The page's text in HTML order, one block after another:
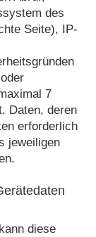
des
Seite), IP-
7
Daten, deren
erforderlich
jeweiligen
diese